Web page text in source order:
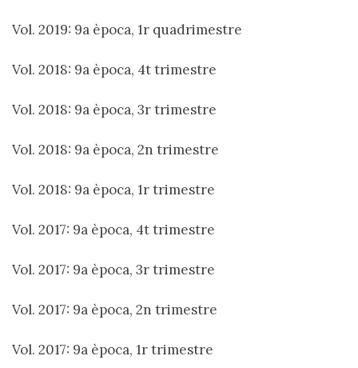
Vol. 2019: 9a època, 1r quadrimestre
Vol. 2018: 9a època, 4t trimestre
Vol. 2018: 9a època, 3r trimestre
Vol. 2018: 9a època, 2n trimestre
Vol. 2018: 9a època, 1r trimestre
Vol. 2017: 9a època, 4t trimestre
Vol. 2017: 9a època, 3r trimestre
Vol. 2017: 9a època, 2n trimestre
Vol. 2017: 9a època, 1r trimestre